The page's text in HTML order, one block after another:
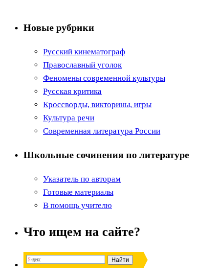
Новые рубрики
Русский кинематограф
Православный уголок
Феномены современной культуры
Русская критика
Кроссворды, викторины, игры
Культура речи
Современная литература России
Школьные сочинения по литературе
Указатель по авторам
Готовые материалы
В помощь учителю
Что ищем на сайте?